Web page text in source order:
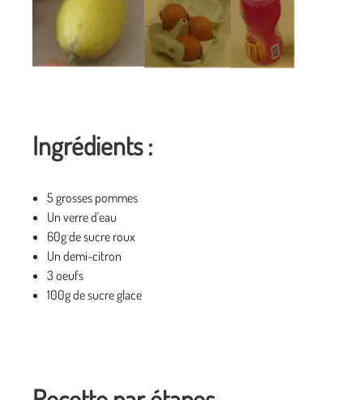
Ingrédients :
5 grosses pommes
Un verre d'eau
60g de sucre roux
Un demi-citron
3 oeufs
100g de sucre glace